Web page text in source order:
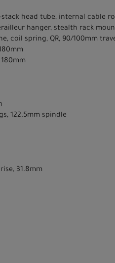
head tube, internal cable
hanger, stealth rack
coil spring, QR, 90/100mm
122.5mm spindle
31.8mm